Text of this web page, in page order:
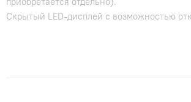
Скрытый LED-дисплей с возможностью